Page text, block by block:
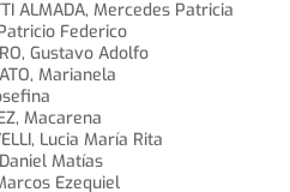
ALMADA, Mercedes Patricia
Federico
Gustavo Adolfo
Marianela
Macarena
Lucia María Rita
Matías
Ezequiel